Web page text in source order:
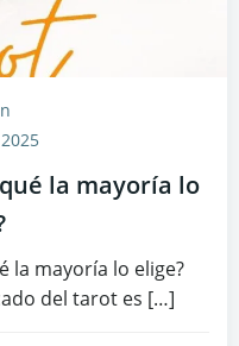
la mayoría lo
la mayoría lo elige?
del tarot es […]